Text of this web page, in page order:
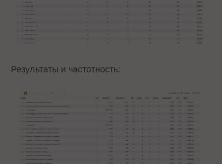
Результаты и частотность: